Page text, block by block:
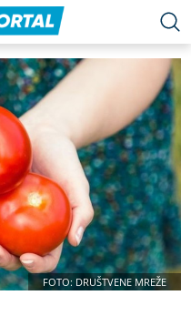
FOTO: DRUŠTVENE MREŽE